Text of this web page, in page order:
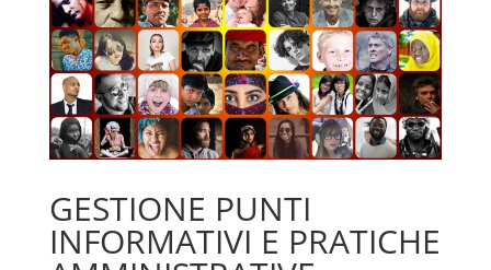
GESTIONE PUNTI
INFORMATIVI E PRATICHE